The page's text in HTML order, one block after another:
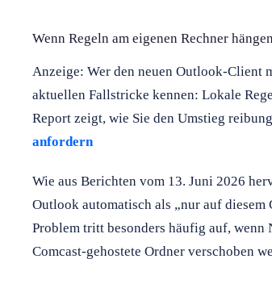
Wenn Regeln am eigenen Rechner
Anzeige: Wer den neuen Outlook-Client
aktuellen Fallstricke kennen: Lokale
Report zeigt, wie Sie den Umstieg
anfordern
Wie aus Berichten vom 13. Juni 2026
Outlook automatisch als „nur auf
Problem tritt besonders häufig auf,
Comcast-gehostete Ordner verschoben